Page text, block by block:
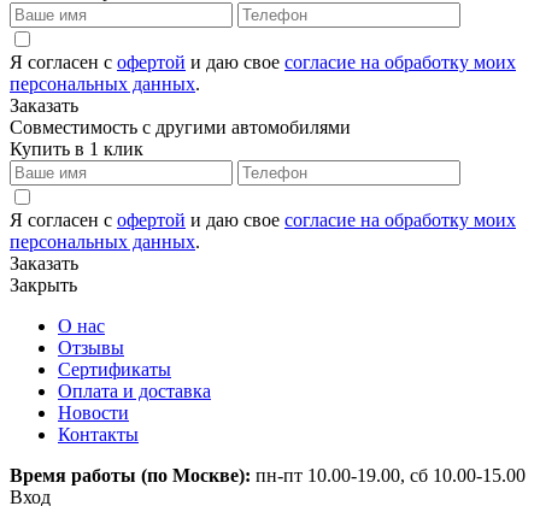
Я согласен с офертой и даю свое согласие на обработку моих
персональных данных.
Заказать
Совместимость с другими автомобилями
Купить в 1 клик
Я согласен с офертой и даю свое согласие на обработку моих
персональных данных.
Заказать
Закрыть
О нас
Отзывы
Сертификаты
Оплата и доставка
Новости
Контакты
Время работы (по Москве): пн-пт 10.00-19.00, сб 10.00-15.00
Вход